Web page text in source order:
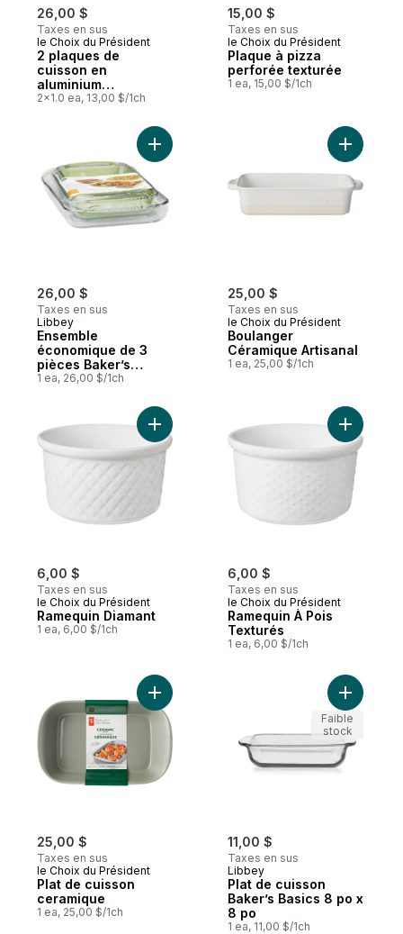
26,00 $
Taxes en sus
le Choix du Président
2 plaques de
cuisson en
aluminium
antiadhésif avec
2x1.0 ea, 13,00 $/1ch
15,00 $
Taxes en sus
le Choix du Président
Plaque à pizza
perforée texturée
1 ea, 15,00 $/1ch
26,00 $
Taxes en sus
Libbey
Ensemble
économique de 3
pièces Baker’s
Basics
1 ea, 26,00 $/1ch
Ajouter Ensemble économique de 3
25,00 $
Taxes en sus
le Choix du Président
Boulanger
Céramique Artisanal
1 ea, 25,00 $/1ch
Ajouter
6,00 $
Taxes en sus
le Choix du Président
Ramequin Diamant
1 ea, 6,00 $/1ch
Ajouter Ramequin Diamant au panier
6,00 $
Taxes en sus
le Choix du Président
Ramequin À Pois
Texturés
1 ea, 6,00 $/1ch
Ajouter
25,00 $
Taxes en sus
le Choix du Président
Plat de cuisson
ceramique
1 ea, 25,00 $/1ch
Ajouter Plat de cuisson ceramique au
11,00 $
Taxes en sus
Libbey
Plat de cuisson
Baker’s Basics 8 po x
8 po
1 ea, 11,00 $/1ch
Ajouter
Faible
stock